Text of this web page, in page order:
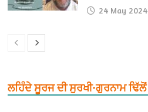
24 May 2024
ਲਹਿੰਦੇ ਸੂਰਜ ਦੀ ਸੁਰਖੀ-ਗੁਰਨਾਮ ਢਿੱਲੋਂ